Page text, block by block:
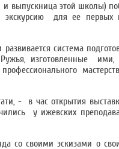
и выпускница этой школы)
для ее первых
система
изготовленные ими,
- в час открытия
у ижевских
со своими эскизами о